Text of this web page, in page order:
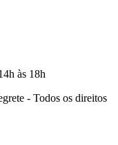
às 18h
- Todos os direitos